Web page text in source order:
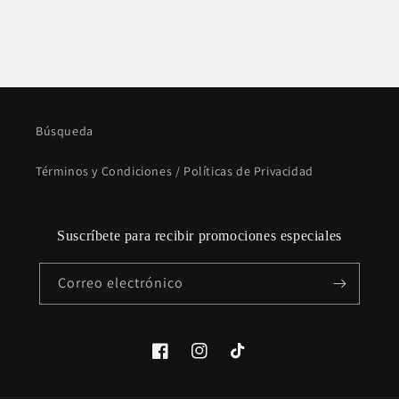
Búsqueda
Términos y Condiciones / Políticas de Privacidad
Suscríbete para recibir promociones especiales
Correo electrónico
FacebookInstagramTikTok